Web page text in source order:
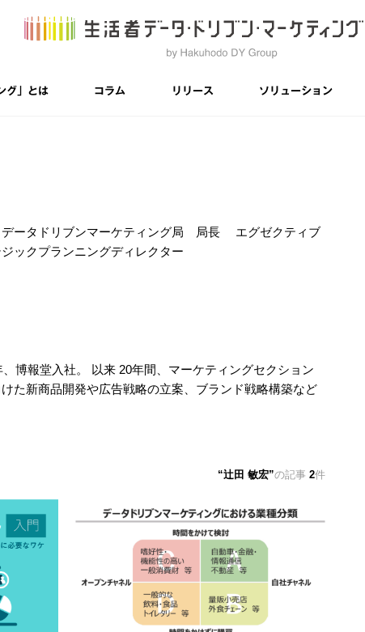
グ」とは コラム リリース ソリューション
ータドリブンマーケティング局 局長 エグゼクティブ
ックプランニングディレクター
博報堂入社。 以来 20年間、マーケティングセクション
た新商品開発や広告戦略の立案、ブランド戦略構築など
辻田 敏宏 の記事 2件